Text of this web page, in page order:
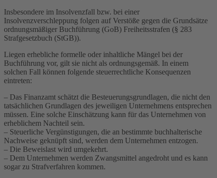
Insbesondere im Insolvenzfall bzw. bei einer
Insolvenzverschleppung folgen auf Verstöße gegen die Grundsätze
ordnungsmäßiger Buchführung (GoB) Freiheitsstrafen (§ 283
Strafgesetzbuch (StGB)).
Liegen erhebliche formelle oder inhaltliche Mängel bei der
Buchführung vor, gilt sie nicht als ordnungsgemäß. In einem
solchen Fall können folgende steuerrechtliche Konsequenzen
eintreten:
– Das Finanzamt schätzt die Besteuerungsgrundlagen, die nicht den
tatsächlichen Grundlagen des jeweiligen Unternehmens entsprechen
müssen. Eine solche Einschätzung kann für das Unternehmen von
erheblichem Nachteil sein.
– Steuerliche Vergünstigungen, die an bestimmte buchhalterische
Nachweise geknüpft sind, werden dem Unternehmen entzogen.
– Die Beweislast wird umgekehrt.
– Dem Unternehmen werden Zwangsmittel angedroht und es kann
sogar zu Strafverfahren kommen.